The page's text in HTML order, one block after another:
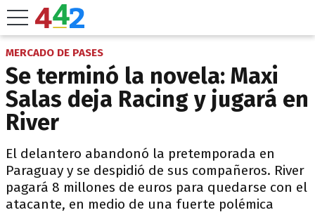
MERCADO DE PASES
Se terminó la novela: Maxi
Salas deja Racing y jugará en
River
El delantero abandonó la pretemporada en
Paraguay y se despidió de sus compañeros. River
pagará 8 millones de euros para quedarse con el
atacante, en medio de una fuerte polémica